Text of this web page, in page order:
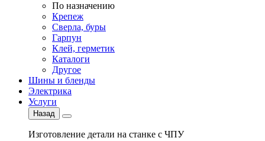
По назначению
Крепеж
Сверла, буры
Гарпун
Клей, герметик
Каталоги
Другое
Шины и бленды
Электрика
Услуги
Назад
Изготовление детали на станке с ЧПУ